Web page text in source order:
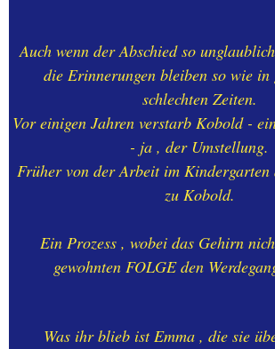
Auch wenn der Abschied so
die Erinnerungen bleiben so wie
schlechten Zeiten.
Vor einigen Jahren verstarb Kobold -
- ja , der Umstellung.
Früher von der Arbeit im Kindergarten
zu Kobold.
Ein Prozess , wobei das Gehirn
gewohnten FOLGE den
Was ihr blieb ist Emma , die sie